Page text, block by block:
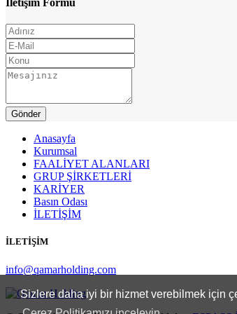
Sizlere daha iyi bir hizmet verebilmek için
İletişim Formu
Anasayfa
Kurumsal
FAALİYET ALANLARI
GRUP ŞİRKETLERİ
KARİYER
Basın Odası
İLETİŞİM
İLETİŞİM
info@qamarholding.com